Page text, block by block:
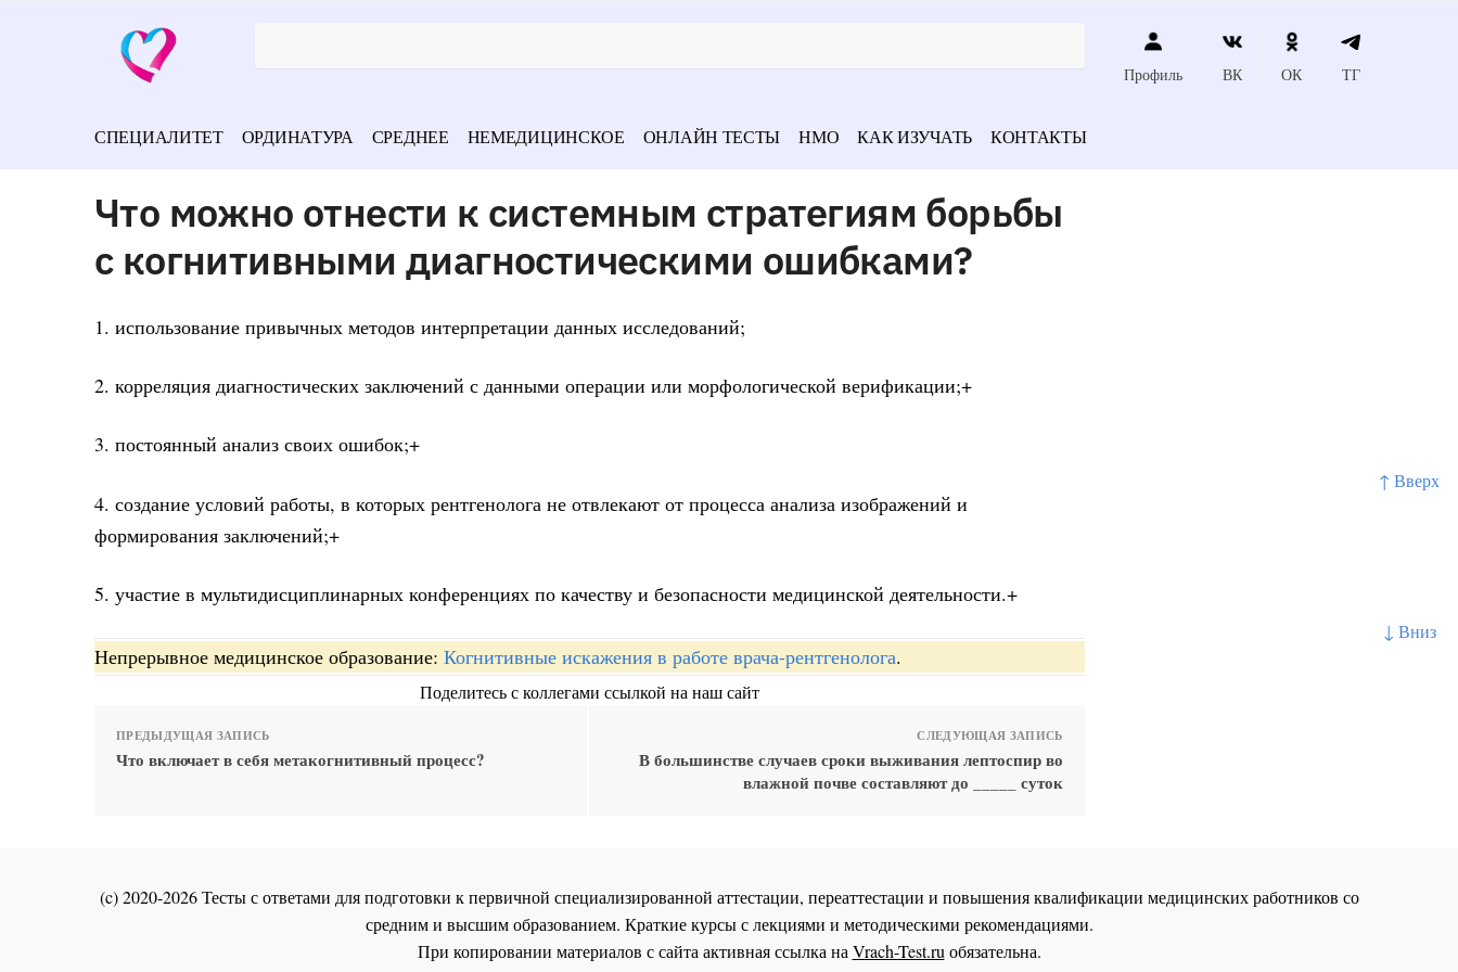
↑ Вверх
↓ Вниз
Профиль ВК ОК ТГ
СПЕЦИАЛИТЕТ ОРДИНАТУРА СРЕДНЕЕ НЕМЕДИЦИНСКОЕ ОНЛАЙН ТЕСТЫ НМО КАК ИЗУЧАТЬ КОНТАКТЫ
Что можно отнести к системным стратегиям борьбы
с когнитивными диагностическими ошибками?
1. использование привычных методов интерпретации данных исследований;
2. корреляция диагностических заключений с данными операции или морфологической верификации;+
3. постоянный анализ своих ошибок;+
4. создание условий работы, в которых рентгенолога не отвлекают от процесса анализа изображений и
формирования заключений;+
5. участие в мультидисциплинарных конференциях по качеству и безопасности медицинской деятельности.+
Непрерывное медицинское образование: Когнитивные искажения в работе врача-рентгенолога.
Поделитесь с коллегами ссылкой на наш сайт
ПРЕДЫДУЩАЯ ЗАПИСЬ
Что включает в себя метакогнитивный процесс?
СЛЕДУЮЩАЯ ЗАПИСЬ
В большинстве случаев сроки выживания лептоспир во
влажной почве составляют до _____ суток
(c) 2020-2026 Тесты с ответами для подготовки к первичной специализированной аттестации, переаттестации и повышения квалификации медицинских работников со
средним и высшим образованием. Краткие курсы с лекциями и методическими рекомендациями.
При копировании материалов с сайта активная ссылка на Vrach-Test.ru обязательна.